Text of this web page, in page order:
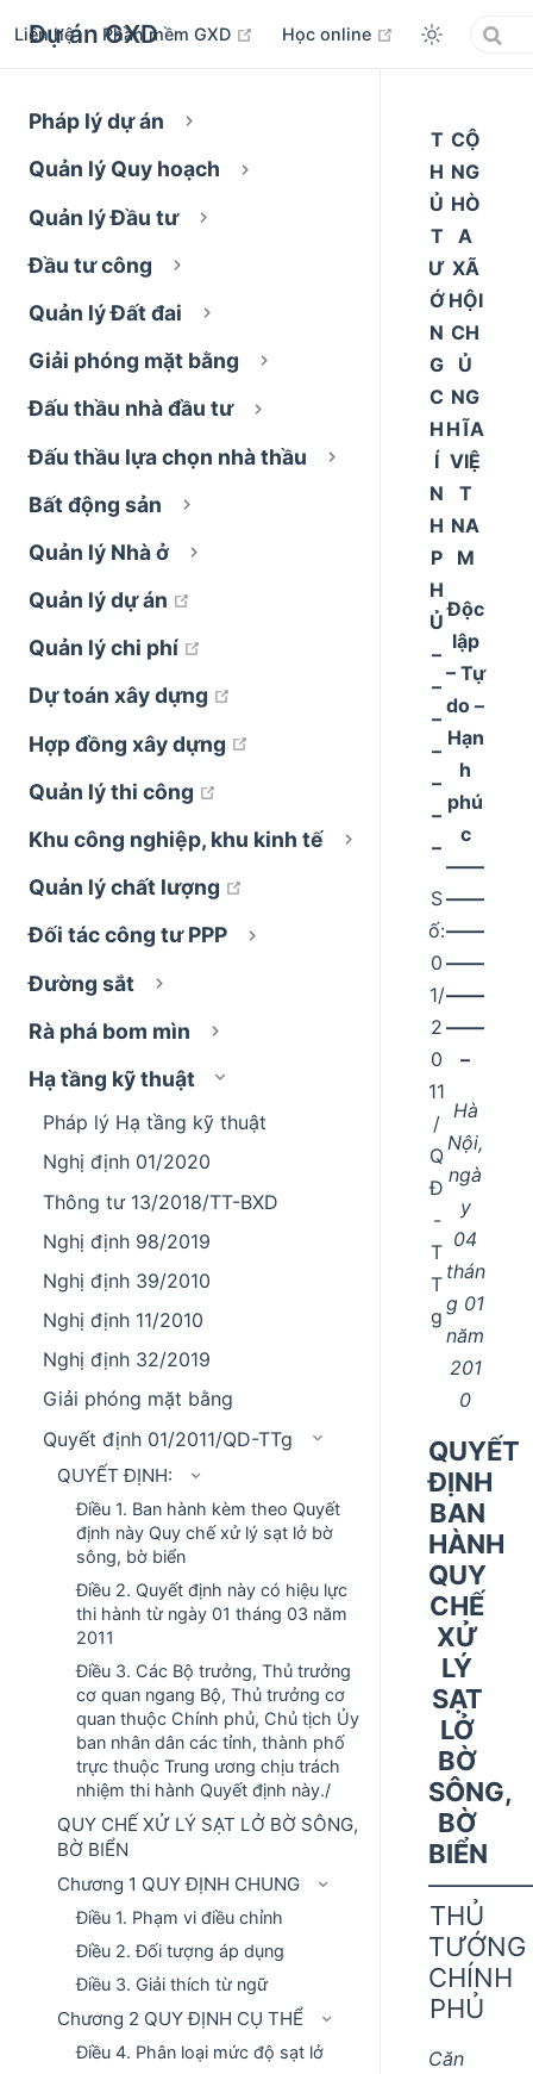
Dự án GXD
Liên hệ Phần mềm GXD open in new window
Học online open in new
Pháp lý dự án
Quản lý Quy hoạch
Quản lý Đầu tư
Đầu tư công
Quản lý Đất đai
Giải phóng mặt bằng
Đấu thầu nhà đầu tư
Đấu thầu lựa chọn nhà thầu
Bất động sản
Quản lý Nhà ở
Quản lý dự án
Quản lý chi phí
Dự toán xây dựng
open in new window
Hợp đồng xây dựng
open in new window
Quản lý thi công
Khu công nghiệp, khu kinh tế
Quản lý chất lượng
open in new window
Đối tác công tư PPP
Đường sắt
Rà phá bom mìn
Hạ tầng kỹ thuật
Pháp lý Hạ tầng kỹ thuật
Nghị định 01/2020
Thông tư 13/2018/TT-BXD
Nghị định 98/2019
Nghị định 39/2010
Nghị định 11/2010
Nghị định 32/2019
Giải phóng mặt bằng
Quyết định 01/2011/QD-TTg
QUYẾT ĐỊNH:
Điều 1. Ban hành kèm theo Quyết
định này Quy chế xử lý sạt lở bờ
sông, bờ biển
Điều 2. Quyết định này có hiệu lực
thi hành từ ngày 01 tháng 03 năm
2011
Điều 3. Các Bộ trưởng, Thủ trưởng
cơ quan ngang Bộ, Thủ trưởng cơ
quan thuộc Chính phủ, Chủ tịch Ủy
ban nhân dân các tỉnh, thành phố
trực thuộc Trung ương chịu trách
nhiệm thi hành Quyết định này./
QUY CHẾ XỬ LÝ SẠT LỞ BỜ SÔNG,
BỜ BIỂN
Chương 1 QUY ĐỊNH CHUNG
Điều 1. Phạm vi điều chỉnh
Điều 2. Đối tượng áp dụng
Điều 3. Giải thích từ ngữ
Chương 2 QUY ĐỊNH CỤ THỂ
Điều 4. Phân loại mức độ sạt lở
T
H
Ủ
T
Ư
Ớ
N
G
C
H
Í
N
H
P
H
Ủ
–
–
–
–
–
–
–
S
ố:
0
1/
2
0
11
/
Q
Đ
-
T
T
g
CỘ
NG
HÒ
A
XÃ
HỘI
CH
Ủ
NG
HĨA
VIỆ
T
NA
M
Độc
lập
– Tự
do –
Hạn
h
phú
c
––––
––––
––––
––––
––––
––––
–
Hà
Nội,
ngà
y
04
thán
g 01
năm
201
0
QUYẾT
ĐỊNH
BAN
HÀNH
QUY
CHẾ
XỬ
LÝ
SẠT
LỞ
BỜ
SÔNG,
BỜ
BIỂN
THỦ
TƯỚNG
CHÍNH
PHỦ
Căn